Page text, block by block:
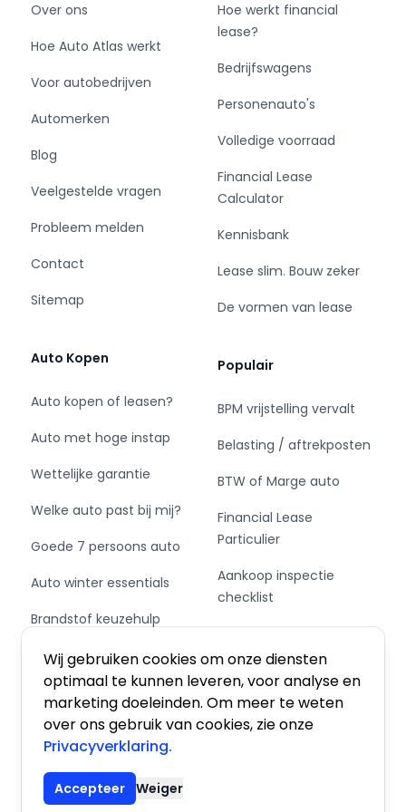
Wij gebruiken cookies om onze diensten
optimaal te kunnen leveren, voor analyse en
marketing doeleinden. Om meer te weten
over ons gebruik van cookies, zie onze
Privacyverklaring.
Accepteer Weiger
- Brandstofsoort: Benzine
- Transmissie: Automaat
- Kleur: grijs Metallic
- Kleur interieur: grijs
- Aantal cilinders: 3
- Vermogen: 81 kW / 110pk
- Aantal zitplaatsen: 5
- BTW/Marge: Marge, de BTW is niet aftrekbaar
- Onderhoudshistorie aanwezig: Ja
- Voorstoelen verwarmd
- Regensensor
- Achterruitwisser
- Buitenspiegel rechts
- Buitenspiegels elektrisch inklapbaar
- Buitenspiegels elektrisch verstel- en
- Buitenspiegels elektrisch verstelbaar
Over ons
Hoe Auto Atlas werkt
Voor autobedrijven
Automerken
Blog
Veelgestelde vragen
Probleem melden
Contact
Sitemap
Auto Kopen
Auto kopen of leasen?
Auto met hoge instap
Wettelijke garantie
Welke auto past bij mij?
Goede 7 persoons auto
Auto winter essentials
Brandstof keuzehulp
Schakel of automaat?
Hoe werkt financial
lease?
Bedrijfswagens
Personenauto's
Volledige voorraad
Financial Lease
Calculator
Kennisbank
Lease slim. Bouw zeker
De vormen van lease
Populair
BPM vrijstelling vervalt
Belasting / aftrekposten
BTW of Marge auto
Financial Lease
Particulier
Aankoop inspectie
checklist
Private Leasen,
Financieren of Kopen?